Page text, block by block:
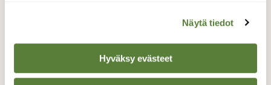
Näytä tiedot
Hyväksy evästeet
Valokuvaaja: Sirpa Jyske, Virrat 24.2-17
TAKAISIN LISTAAN